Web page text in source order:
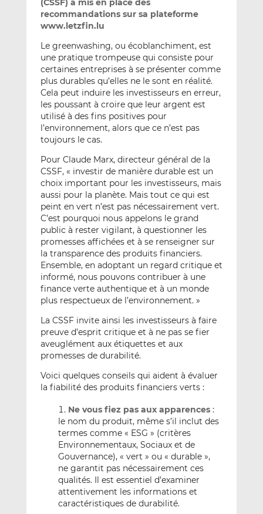
(CSSF) a mis en place des
recommandations sur sa plateforme
www.letzfin.lu
Le greenwashing, ou écoblanchiment, est
une pratique trompeuse qui consiste pour
certaines entreprises à se présenter comme
plus durables qu’elles ne le sont en réalité.
Cela peut induire les investisseurs en erreur,
les poussant à croire que leur argent est
utilisé à des fins positives pour
l’environnement, alors que ce n’est pas
toujours le cas.
Pour Claude Marx, directeur général de la
CSSF, « investir de manière durable est un
choix important pour les investisseurs, mais
aussi pour la planète. Mais tout ce qui est
peint en vert n’est pas nécessairement vert.
C’est pourquoi nous appelons le grand
public à rester vigilant, à questionner les
promesses affichées et à se renseigner sur
la transparence des produits financiers.
Ensemble, en adoptant un regard critique et
informé, nous pouvons contribuer à une
finance verte authentique et à un monde
plus respectueux de l’environnement. »
La CSSF invite ainsi les investisseurs à faire
preuve d’esprit critique et à ne pas se fier
aveuglément aux étiquettes et aux
promesses de durabilité.
Voici quelques conseils qui aident à évaluer
la fiabilité des produits financiers verts :
Ne vous fiez pas aux apparences:
le nom du produit, même s’il inclut des
termes comme « ESG » (critères
Environnementaux, Sociaux et de
Gouvernance), « vert » ou « durable »,
ne garantit pas nécessairement ces
qualités. Il est essentiel d’examiner
attentivement les informations et
caractéristiques de durabilité.